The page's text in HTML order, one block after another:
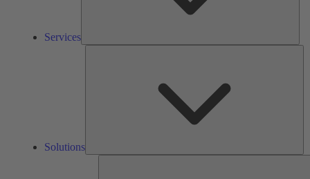
Services
Solutions